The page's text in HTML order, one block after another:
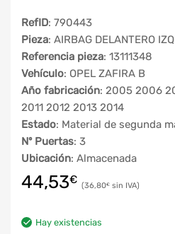
RefID: 790443
Pieza: AIRBAG DELANTERO
Referencia pieza: 13111348
Vehículo: OPEL ZAFIRA B
Año fabricación: 2005 2006
2011 2012 2013 2014
Estado: Material de segunda
Nº Puertas: 3
Ubicación: Almacenada
44,53€ 36,80€
Hay existencias